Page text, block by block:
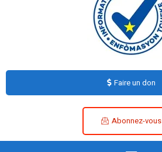
Faire un don
Abonnez-vous